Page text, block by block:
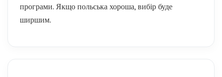
програми. Якщо польська хороша, вибір буде
ширшим.